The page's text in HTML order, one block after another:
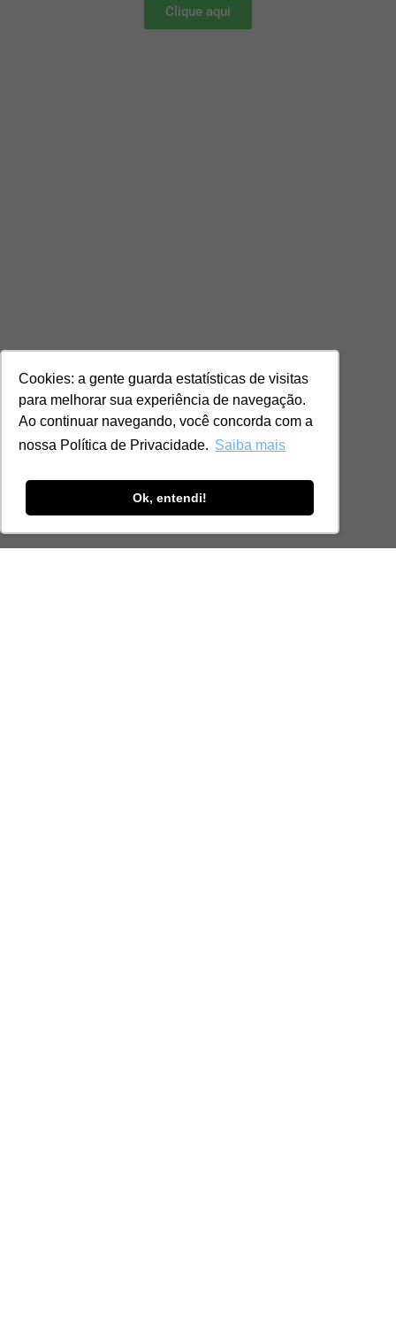
Cookies: a gente guarda estatísticas de visitas
para melhorar sua experiência de navegação.
Ao continuar navegando, você concorda com a
nossa Política de Privacidade. Saiba mais
Ok, entendi!
Clique aqui